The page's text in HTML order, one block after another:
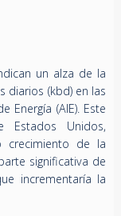
un alza de la
diarios (kbd) en las
Energía (AIE). Este
Estados Unidos,
crecimiento de la
significativa de
incrementaría la